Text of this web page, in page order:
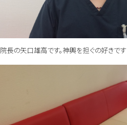
院長の矢口雄高です。神輿を担ぐの好きです